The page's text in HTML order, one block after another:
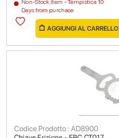
Non-Stock Item - Tempistica 10
Days from purchase
AGGIUNGI AL CARRELLO
Codice Prodotto : AD8900